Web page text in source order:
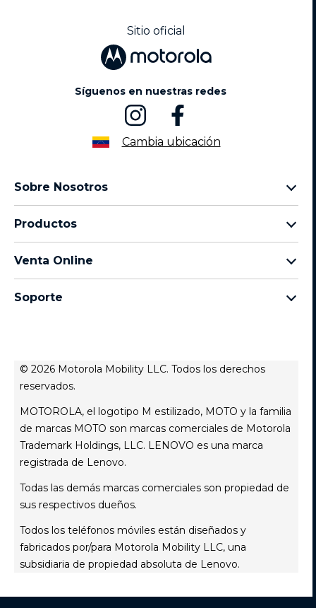
Sitio oficial
Síguenos en nuestras redes
Cambia ubicación
Sobre Nosotros
Términos de uso
Aviso de Privacidad Web
Productos
Familia moto e
Venta Online
Soporte
Controladores
Contáctanos
Servicio Técnico
Estatus de tu reparación
© 2026 Motorola Mobility LLC. Todos los derechos
reservados.
MOTOROLA, el logotipo M estilizado, MOTO y la familia
de marcas MOTO son marcas comerciales de Motorola
Trademark Holdings, LLC. LENOVO es una marca
registrada de Lenovo.
Todas las demás marcas comerciales son propiedad de
sus respectivos dueños.
Todos los teléfonos móviles están diseñados y
fabricados por/para Motorola Mobility LLC, una
subsidiaria de propiedad absoluta de Lenovo.